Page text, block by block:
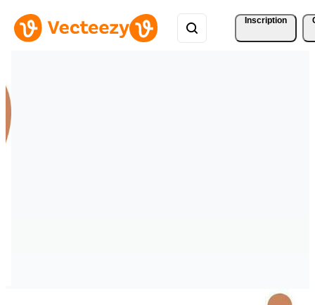
Inscription